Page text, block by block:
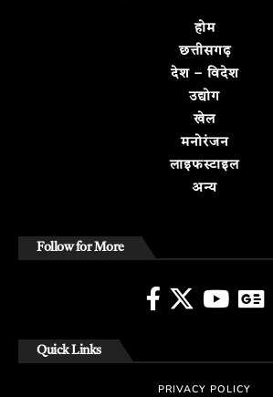
होम
छत्तीसगढ़
देश – विदेश
उद्योग
खेल
मनोरंजन
लाइफस्टाइल
अन्य
Follow for More
Quick Links
PRIVACY POLICY